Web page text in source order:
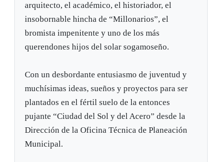
arquitecto, el académico, el historiador, el
insobornable hincha de “Millonarios”, el
bromista impenitente y uno de los más
querendones hijos del solar sogamoseño.
Con un desbordante entusiasmo de juventud y
muchísimas ideas, sueños y proyectos para ser
plantados en el fértil suelo de la entonces
pujante “Ciudad del Sol y del Acero” desde la
Dirección de la Oficina Técnica de Planeación
Municipal.